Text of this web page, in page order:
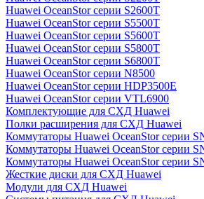
Huawei OceanStor серии S2600T
Huawei OceanStor серии S5500T
Huawei OceanStor серии S5600T
Huawei OceanStor серии S5800T
Huawei OceanStor серии S6800T
Huawei OceanStor серии N8500
Huawei OceanStor серии HDP3500E
Huawei OceanStor серии VTL6900
Комплектующие для СХД Huawei
Полки расширения для СХД Huawei
Коммутаторы Huawei OceanStor серии
Коммутаторы Huawei OceanStor серии
Коммутаторы Huawei OceanStor серии
Жесткие диски для СХД Huawei
Модули для СХД Huawei